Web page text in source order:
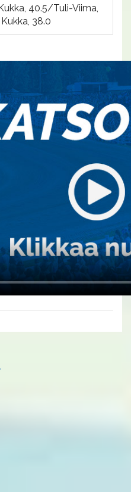
40.5/Tuli-Viima,
38.0